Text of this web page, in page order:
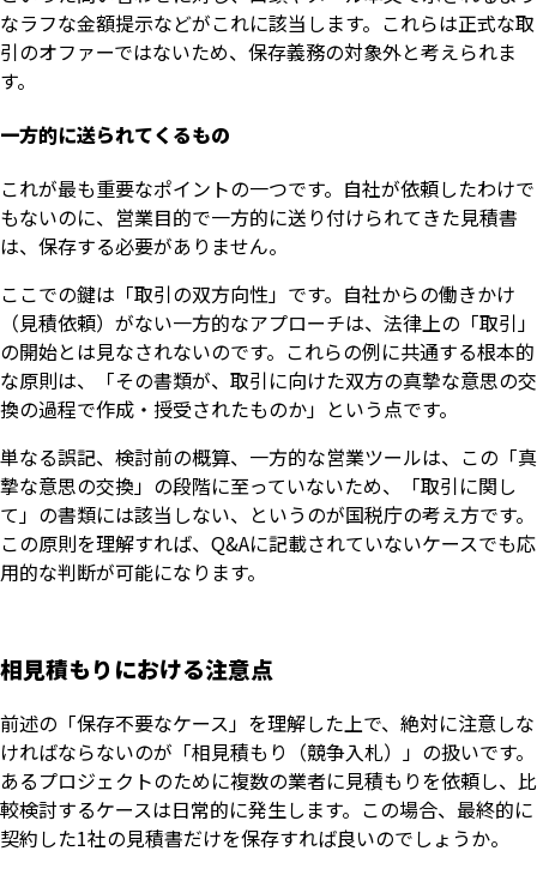
なラフな金額提示などがこれに該当します。これらは正式な取
引のオファーではないため、保存義務の対象外と考えられま
す。
一方的に送られてくるもの
これが最も重要なポイントの一つです。自社が依頼したわけで
もないのに、営業目的で一方的に送り付けられてきた見積書
は、保存する必要がありません。
ここでの鍵は「取引の双方向性」です。自社からの働きかけ
（見積依頼）がない一方的なアプローチは、法律上の「取引」
の開始とは見なされないのです。これらの例に共通する根本的
な原則は、「その書類が、取引に向けた双方の真摯な意思の交
換の過程で作成・授受されたものか」という点です。
単なる誤記、検討前の概算、一方的な営業ツールは、この「真
摯な意思の交換」の段階に至っていないため、「取引に関し
て」の書類には該当しない、というのが国税庁の考え方です。
この原則を理解すれば、Q&Aに記載されていないケースでも応
用的な判断が可能になります。
相見積もりにおける注意点
前述の「保存不要なケース」を理解した上で、絶対に注意しな
ければならないのが「相見積もり（競争入札）」の扱いです。
あるプロジェクトのために複数の業者に見積もりを依頼し、比
較検討するケースは日常的に発生します。この場合、最終的に
契約した1社の見積書だけを保存すれば良いのでしょうか。